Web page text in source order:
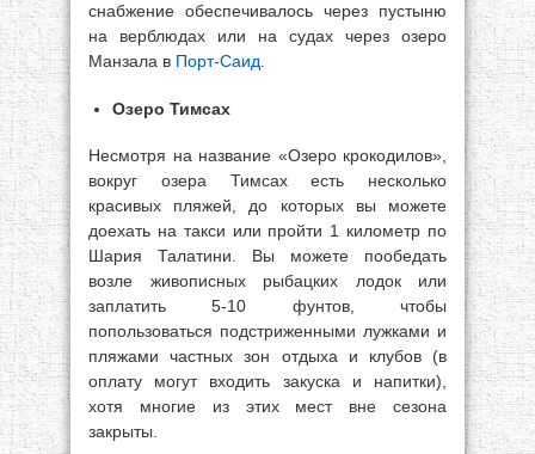
снабжение обеспечивалось через пустыню
на верблюдах или на судах через озеро
Манзала в Порт-Саид
Озеро Тимсах
Несмотря на название «Озеро крокодилов»,
вокруг озера Тимсах есть несколько
красивых пляжей, до которых вы можете
доехать на такси или пройти 1 километр по
Шария Талатини. Вы можете пообедать
возле живописных рыбацких лодок или
заплатить 5-10 фунтов, чтобы
попользоваться подстриженными лужками и
пляжами частных зон отдыха и клубов (в
оплату могут входить закуска и напитки),
хотя многие из этих мест вне сезона
закрыты.